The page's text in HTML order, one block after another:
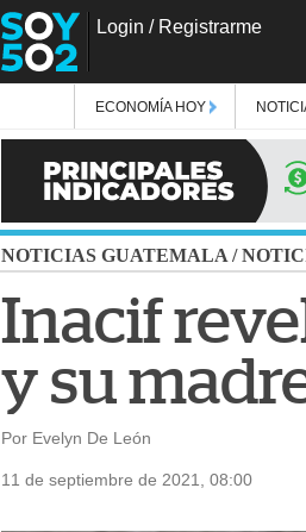
Login / Registrarme
ECONOMÍA HOY
NOTICIAS GUATEMALA /
Inacif
y su
Por Evelyn De León
11 de septiembre de 2021, 08:00